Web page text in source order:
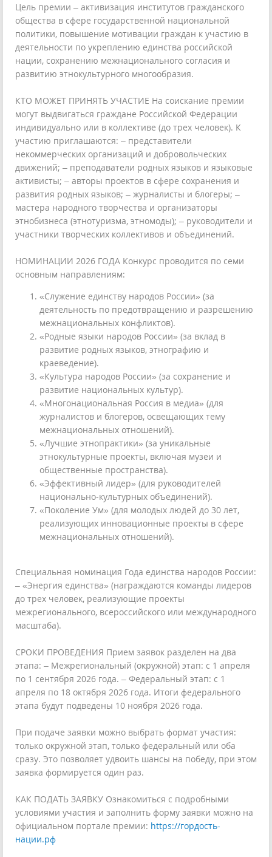
Цель премии – активизация институтов гражданского
общества в сфере государственной национальной
политики, повышение мотивации граждан к участию в
деятельности по укреплению единства российской
нации, сохранению межнационального согласия и
развитию этнокультурного многообразия.
КТО МОЖЕТ ПРИНЯТЬ УЧАСТИЕ На соискание премии
могут выдвигаться граждане Российской Федерации
индивидуально или в коллективе (до трех человек). К
участию приглашаются: – представители
некоммерческих организаций и добровольческих
движений; – преподаватели родных языков и языковые
активисты; – авторы проектов в сфере сохранения и
развития родных языков; – журналисты и блогеры; –
мастера народного творчества и организаторы
этнобизнеса (этнотуризма, этномоды); – руководители и
участники творческих коллективов и объединений.
НОМИНАЦИИ 2026 ГОДА Конкурс проводится по семи
основным направлениям:
«Служение единству народов России» (за
деятельность по предотвращению и разрешению
межнациональных конфликтов).
«Родные языки народов России» (за вклад в
развитие родных языков, этнографию и
краеведение).
«Культура народов России» (за сохранение и
развитие национальных культур).
«Многонациональная Россия в медиа» (для
журналистов и блогеров, освещающих тему
межнациональных отношений).
«Лучшие этнопрактики» (за уникальные
этнокультурные проекты, включая музеи и
общественные пространства).
«Эффективный лидер» (для руководителей
национально-культурных объединений).
«Поколение Ум» (для молодых людей до 30 лет,
реализующих инновационные проекты в сфере
межнациональных отношений).
Специальная номинация Года единства народов России:
– «Энергия единства» (награждаются команды лидеров
до трех человек, реализующие проекты
межрегионального, всероссийского или международного
масштаба).
СРОКИ ПРОВЕДЕНИЯ Прием заявок разделен на два
этапа: – Межрегиональный (окружной) этап: с 1 апреля
по 1 сентября 2026 года. – Федеральный этап: с 1
апреля по 18 октября 2026 года. Итоги федерального
этапа будут подведены 10 ноября 2026 года.
При подаче заявки можно выбрать формат участия:
только окружной этап, только федеральный или оба
сразу. Это позволяет удвоить шансы на победу, при этом
заявка формируется один раз.
КАК ПОДАТЬ ЗАЯВКУ Ознакомиться с подробными
условиями участия и заполнить форму заявки можно на
официальном портале премии: https://гордость-
нации.рф